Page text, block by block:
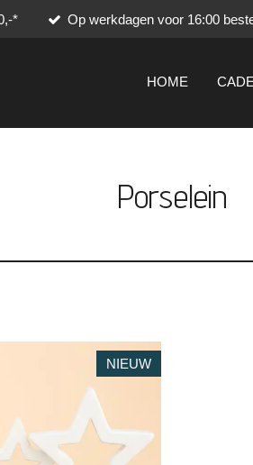
* Op werkdagen voor 16:00
HOME
Porselein
NIEUW